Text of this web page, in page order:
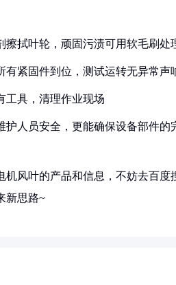
擦拭叶轮，顽固污渍可用软毛刷处
有紧固件到位，测试运转无异常声
工具，清理作业现场
护人员安全，更能确保设备部件
机风叶的产品和信息，不妨去百
新思路~